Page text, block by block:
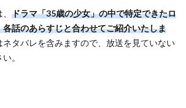
ドラマ「35歳の少女」の中で特定できたロ
話のあらすじと合わせてご紹介いたしま
ネタバレを含みますので、放送を見ていない
。